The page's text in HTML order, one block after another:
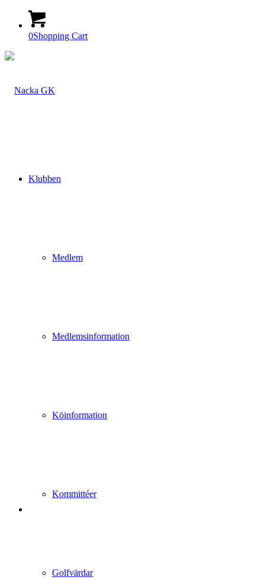
0Shopping Cart
Klubben
Medlem
Medlemsinformation
Köinformation
Kommittéer
Golfvärdar